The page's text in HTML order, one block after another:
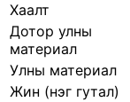
Хаалт
Дотор улны
материал
Улны материал
Жин (нэг гутал)